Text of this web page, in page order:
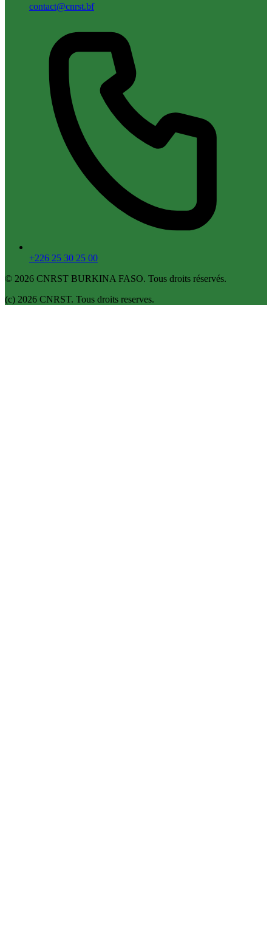
contact@cnrst.bf
+226 25 30 25 00
© 2026 CNRST BURKINA FASO. Tous droits réservés.
(c) 2026 CNRST. Tous droits reserves.